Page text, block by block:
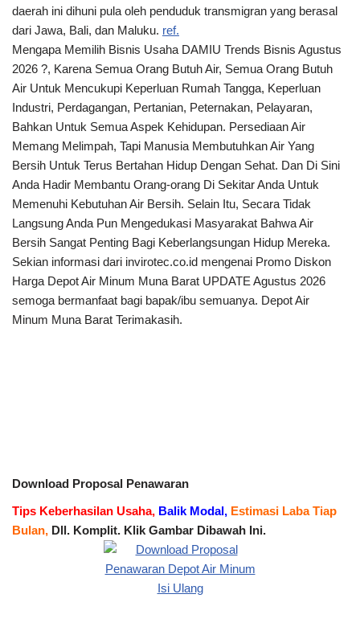
daerah ini dihuni pula oleh penduduk transmigran yang berasal
dari Jawa, Bali, dan Maluku. ref.
Mengapa Memilih Bisnis Usaha DAMIU Trends Bisnis Agustus
2026 ?, Karena Semua Orang Butuh Air, Semua Orang Butuh
Air Untuk Mencukupi Keperluan Rumah Tangga, Keperluan
Industri, Perdagangan, Pertanian, Peternakan, Pelayaran,
Bahkan Untuk Semua Aspek Kehidupan. Persediaan Air
Memang Melimpah, Tapi Manusia Membutuhkan Air Yang
Bersih Untuk Terus Bertahan Hidup Dengan Sehat. Dan Di Sini
Anda Hadir Membantu Orang-orang Di Sekitar Anda Untuk
Memenuhi Kebutuhan Air Bersih. Selain Itu, Secara Tidak
Langsung Anda Pun Mengedukasi Masyarakat Bahwa Air
Bersih Sangat Penting Bagi Keberlangsungan Hidup Mereka.
Sekian informasi dari invirotec.co.id mengenai Promo Diskon
Harga Depot Air Minum Muna Barat UPDATE Agustus 2026
semoga bermanfaat bagi bapak/ibu semuanya. Depot Air
Minum Muna Barat Terimakasih.
Download Proposal Penawaran
Tips Keberhasilan Usaha, Balik Modal, Estimasi Laba Tiap
Bulan, Dll. Komplit. Klik Gambar Dibawah Ini.